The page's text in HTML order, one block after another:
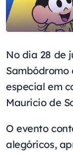
No dia 28 de
especial em
Mauricio de
O evento
alegóricos,